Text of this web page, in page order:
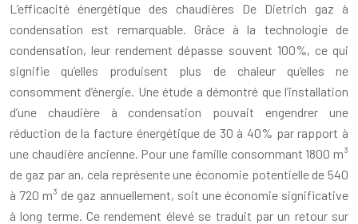
L’efficacité énergétique des chaudières De Dietrich gaz à
condensation est remarquable. Grâce à la technologie de
condensation, leur rendement dépasse souvent 100%, ce qui
signifie qu’elles produisent plus de chaleur qu’elles ne
consomment d’énergie. Une étude a démontré que l’installation
d’une chaudière à condensation pouvait engendrer une
réduction de la facture énergétique de 30 à 40% par rapport à
une chaudière ancienne. Pour une famille consommant 1800 m³
de gaz par an, cela représente une économie potentielle de 540
à 720 m³ de gaz annuellement, soit une économie significative
à long terme. Ce rendement élevé se traduit par un retour sur